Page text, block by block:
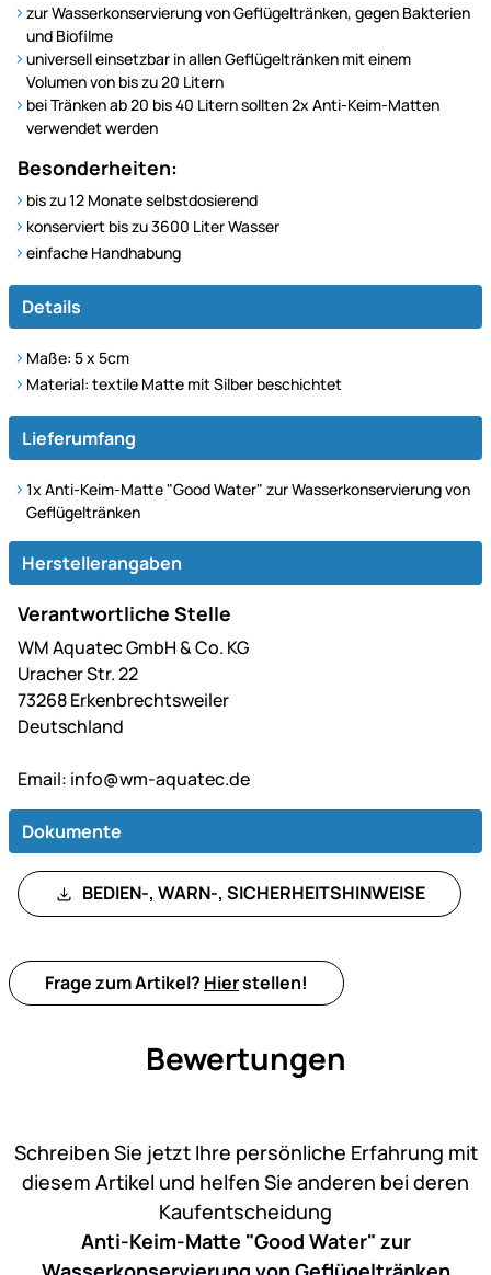
zur Wasserkonservierung von Geflügeltränken, gegen Bakterien
und Biofilme
universell einsetzbar in allen Geflügeltränken mit einem
Volumen von bis zu 20 Litern
bei Tränken ab 20 bis 40 Litern sollten 2x Anti-Keim-Matten
verwendet werden
Besonderheiten:
bis zu 12 Monate selbstdosierend
konserviert bis zu 3600 Liter Wasser
einfache Handhabung
Details
Maße: 5 x 5cm
Material: textile Matte mit Silber beschichtet
Lieferumfang
1x Anti-Keim-Matte "Good Water" zur Wasserkonservierung von
Geflügeltränken
Herstellerangaben
Verantwortliche Stelle
WM Aquatec GmbH & Co. KG
Uracher Str. 22
73268 Erkenbrechtsweiler
Deutschland
Email: info@wm-aquatec.de
Dokumente
BEDIEN-, WARN-, SICHERHEITSHINWEISE
Frage zum Artikel? Hierstellen!
Bewertungen
Schreiben Sie jetzt Ihre persönliche Erfahrung mit
diesem Artikel und helfen Sie anderen bei deren
Kaufentscheidung
Anti-Keim-Matte "Good Water" zur